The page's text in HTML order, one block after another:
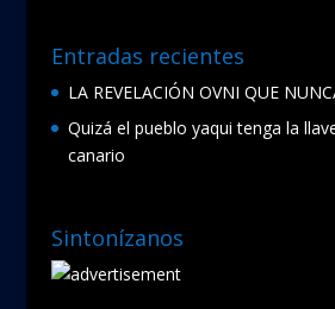
Entradas recientes
LA REVELACIÓN OVNI QUE
Quizá el pueblo yaqui tenga la
canario
Sintonízanos